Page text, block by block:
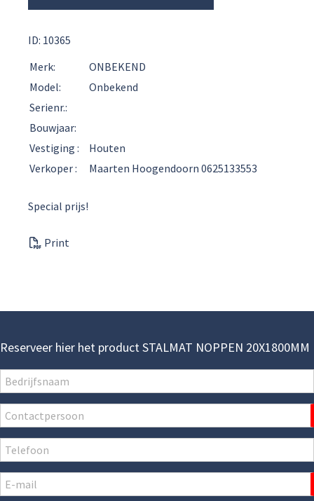
ID: 10365
Merk:
ONBEKEND
Model:
Onbekend
Serienr.:
Bouwjaar:
Vestiging :
Houten
Verkoper :
Maarten Hoogendoorn 0625133553
Special prijs!
Print
Reserveer hier het product STALMAT NOPPEN 20X1800MM